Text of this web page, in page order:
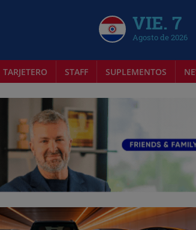
VIE. 7
Agosto de 2026
TARJETERO STAFF SUPLEMENTOS